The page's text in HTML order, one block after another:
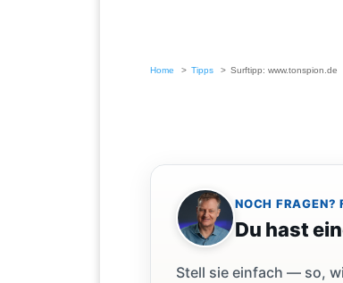
Home Tipps Surftipp: www.tonspion.de
NOCH FRAGEN?
Du hast
Stell sie einfach — so,